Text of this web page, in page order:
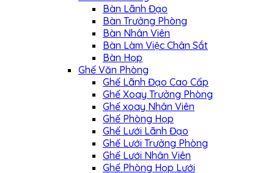
Bàn Lãnh Đạo
Bàn Trưởng Phòng
Bàn Nhân Viên
Bàn Làm Việc Chân Sắt
Bàn Họp
Ghế Văn Phòng
Ghế Lãnh Đạo Cao Cấp
Ghế Xoay Trưởng Phòng
Ghế xoay Nhân Viên
Ghế Phòng Họp
Ghế Lưới Lãnh Đạo
Ghế Lưới Trưởng Phòng
Ghế Lưới Nhân Viên
Ghế Phòng Họp Lưới